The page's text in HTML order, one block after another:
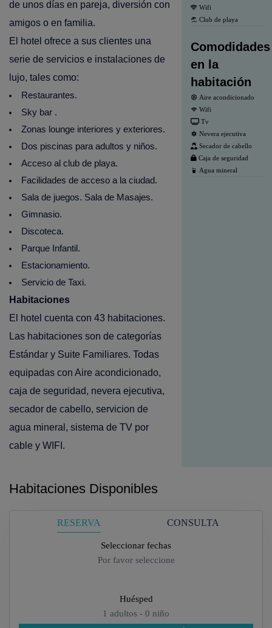
de unos días en pareja, diversión con
amigos o en familia.
El hotel ofrece a sus clientes una
serie de servicios e instalaciones de
lujo, tales como:
Restaurantes.
Sky bar .
Zonas lounge interiores y exteriores.
Dos piscinas para adultos y niños.
Acceso al club de playa.
Facilidades de acceso a la ciudad.
Sala de juegos. Sala de Masajes.
Gimnasio.
Discoteca.
Parque Infantil.
Estacionamiento.
Servicio de Taxi.
Habitaciones
El hotel cuenta con 43 habitaciones.
Las habitaciones son de categorías
Estándar y Suite Familiares. Todas
equipadas con Aire acondicionado,
caja de seguridad, nevera ejecutiva,
secador de cabello, servicion de
agua mineral, sistema de TV por
cable y WIFI.
Wifi
Club de playa
Comodidades
en la
habitación
Aire acondicionado
Wifi
Tv
Nevera ejecutiva
Secador de cabello
Caja de seguridad
Agua mineral
Habitaciones Disponibles
RESERVA CONSULTA
Seleccionar fechas
Por favor seleccione
Huésped
1 adultos - 0 niño